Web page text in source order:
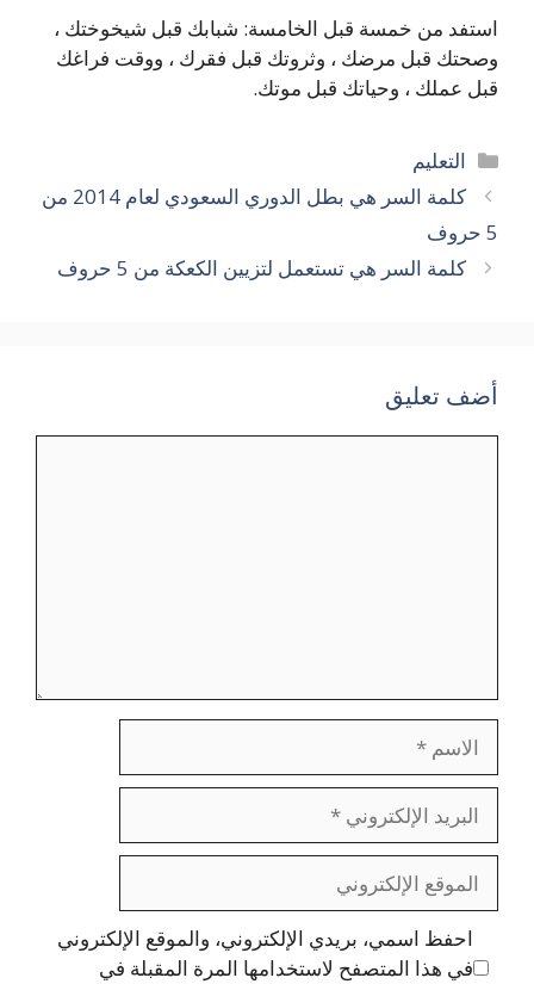
استفد من خمسة قبل الخامسة: شبابك قبل شيخوختك ،
وصحتك قبل مرضك ، وثروتك قبل فقرك ، ووقت فراغك
قبل عملك ، وحياتك قبل موتك.
التصنيفات
التعليم
كلمة السر هي بطل الدوري السعودي لعام 2014 من
5 حروف
كلمة السر هي تستعمل لتزيين الكعكة من 5 حروف
أضف تعليق
الإلكتروني
الإلكتروني
احفظ اسمي، بريدي الإلكتروني، والموقع الإلكتروني
في هذا المتصفح لاستخدامها المرة المقبلة في